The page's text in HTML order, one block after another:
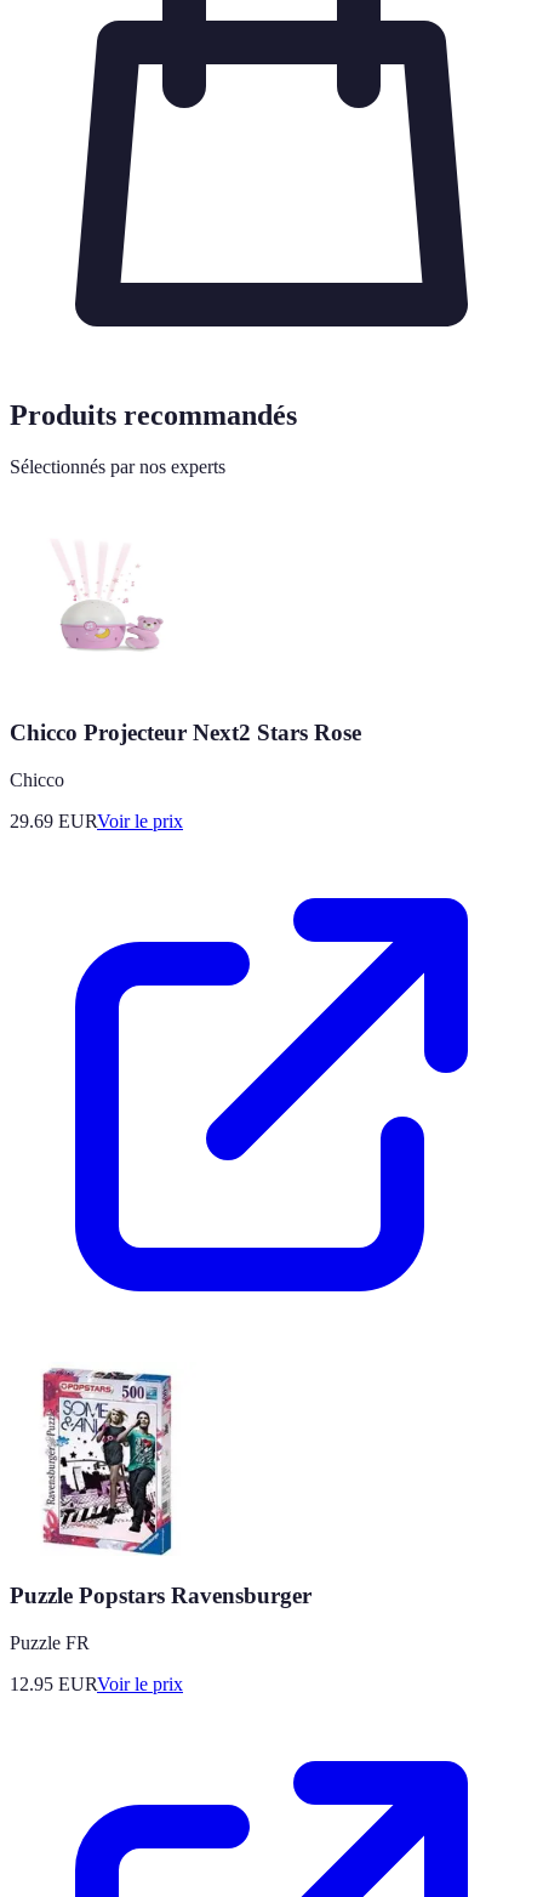
Produits recommandés
Sélectionnés par nos experts
Chicco Projecteur Next2 Stars Rose
Chicco
29.69 EURVoir le prix
Puzzle Popstars Ravensburger
Puzzle FR
12.95 EURVoir le prix